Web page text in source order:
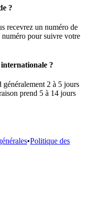
?
recevrez un numéro de
pour suivre votre
?
2 à 5 jours
prend 5 à 14 jours
•Politique des